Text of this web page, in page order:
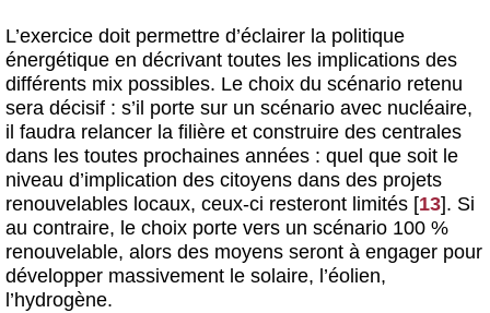
L’exercice doit permettre d’éclairer la politique
énergétique en décrivant toutes les implications des
différents mix possibles. Le choix du scénario retenu
sera décisif : s’il porte sur un scénario avec nucléaire,
il faudra relancer la filière et construire des centrales
dans les toutes prochaines années : quel que soit le
niveau d’implication des citoyens dans des projets
renouvelables locaux, ceux-ci resteront limités [13]. Si
au contraire, le choix porte vers un scénario 100 %
renouvelable, alors des moyens seront à engager pour
développer massivement le solaire, l’éolien,
l’hydrogène.